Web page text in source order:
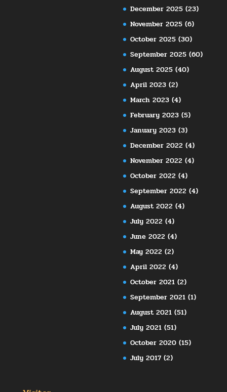
December 2025 (23)
November 2025 (6)
October 2025 (30)
September 2025 (60)
August 2025 (40)
April 2023 (2)
March 2023 (4)
February 2023 (5)
January 2023 (3)
December 2022 (4)
November 2022 (4)
October 2022 (4)
September 2022 (4)
August 2022 (4)
July 2022 (4)
June 2022 (4)
May 2022 (2)
April 2022 (4)
October 2021 (2)
September 2021 (1)
August 2021 (51)
July 2021 (51)
October 2020 (15)
July 2017 (2)